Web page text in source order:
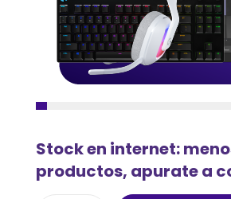
Stock en internet:
productos, apurate a